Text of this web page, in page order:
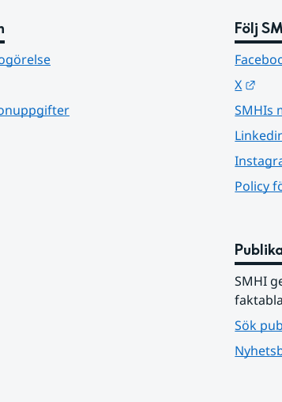
Följ
X
SMHIs
Policy
SMHI
Sök